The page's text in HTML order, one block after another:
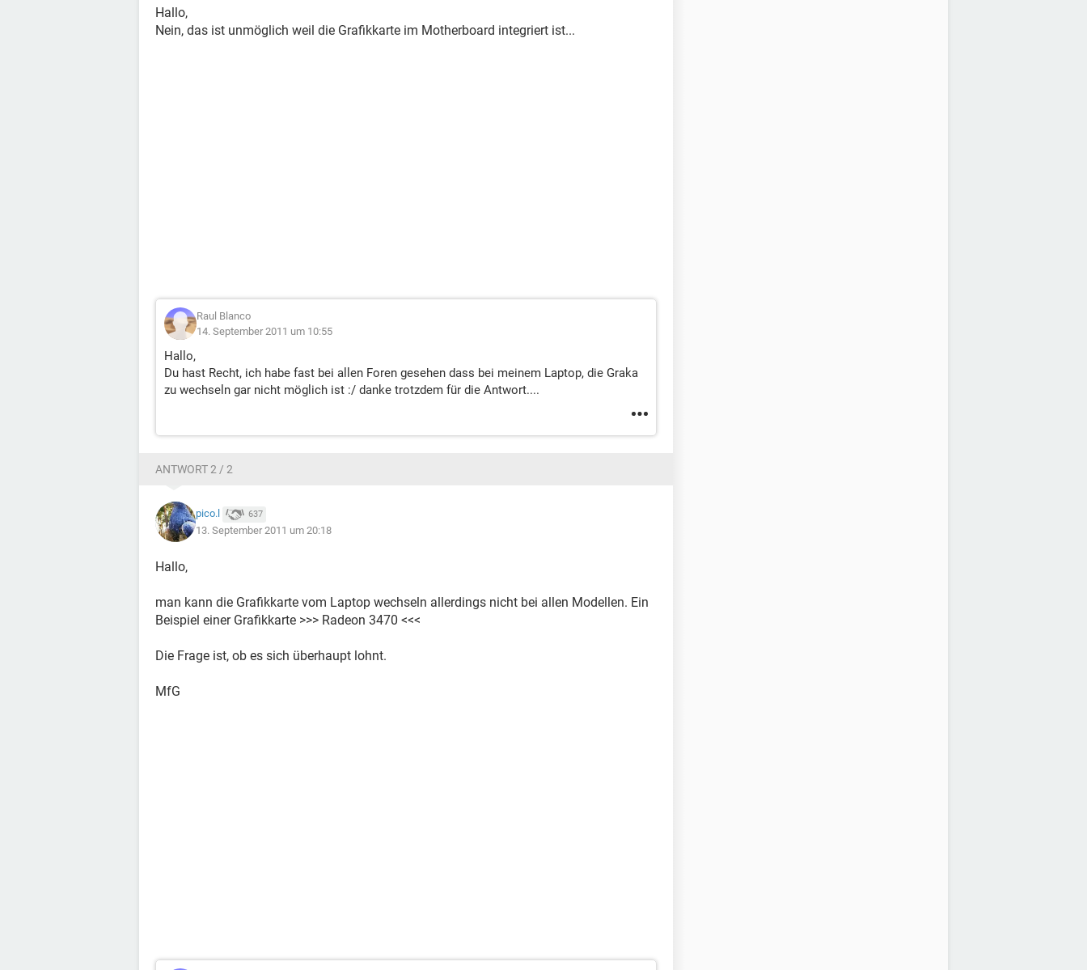
Hallo,
Nein, das ist unmöglich weil die Grafikkarte im Motherboard integriert ist...
Raul Blanco
14. September 2011 um 10:55
Hallo,
Du hast Recht, ich habe fast bei allen Foren gesehen dass bei meinem Laptop, die Graka
zu wechseln gar nicht möglich ist :/ danke trotzdem für die Antwort....
ANTWORT 2 / 2
pico.l 637
13. September 2011 um 20:18
Hallo,
man kann die Grafikkarte vom Laptop wechseln allerdings nicht bei allen Modellen. Ein
Beispiel einer Grafikkarte >>> Radeon 3470 <<<
Die Frage ist, ob es sich überhaupt lohnt.
MfG